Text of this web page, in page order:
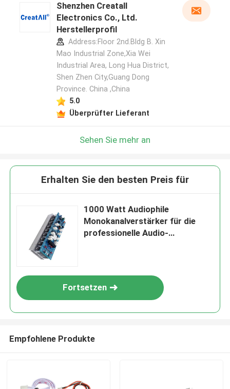
Hinterlass eine Nachricht
Wir rufen Sie bald zurück!
EINREICHEN
Shenzhen Creatall
Electronics Co., Ltd.
Herstellerprofil
Address:Floor 2nd.Bldg B. Xin
Mao Industrial Zone,Xia Wei
Industrial Area, Long Hua District,
Shen Zhen City,Guang Dong
Province. China ,China
5.0
Überprüfter Lieferant
Sehen Sie mehr an
Erhalten Sie den besten Preis für
1000 Watt Audiophile
Monokanalverstärker für die
professionelle Audio-
Fortsetzen
Empfohlene Produkte